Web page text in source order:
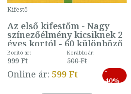
Kifestő
Az első kifestőm - Nagy
színezőélmény kicsiknek 2
éves kortól - 60 különböző
mintával (gombás)
Borító ár:
999 Ft
Korábbi ár:
500 Ft
Online ár: 599 Ft
-
40%